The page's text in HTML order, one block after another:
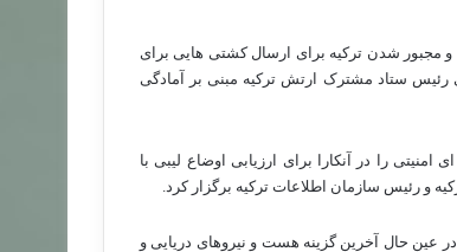
و مجبور شدن ترکیه برای ارسال کشتی هایی برای
رئیس ستاد مشترک ارتش ترکیه مبنی بر آمادگی
امنیتی را در آنکارا برای ارزیابی اوضاع لیبی با
و رئیس سازمان اطلاعات ترکیه برگزار کرد.
عین حال آخرین گزینه هست و نیروهای دریایی و